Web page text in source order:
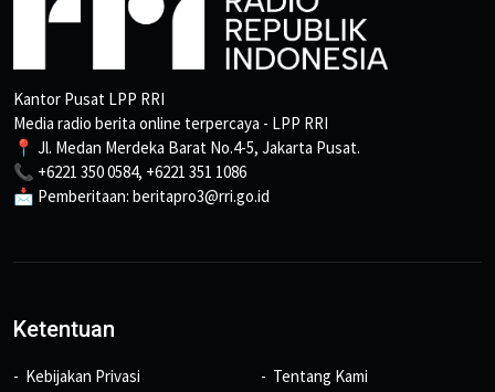
Kantor Pusat LPP RRI
Media radio berita online terpercaya - LPP RRI
📍 Jl. Medan Merdeka Barat No.4-5, Jakarta Pusat.
📞 +6221 350 0584, +6221 351 1086
📩 Pemberitaan: beritapro3@rri.go.id
Ketentuan
Kebijakan Privasi
Tentang Kami